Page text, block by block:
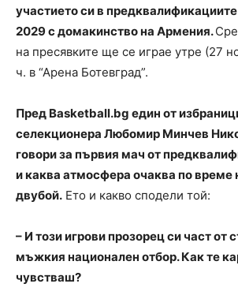
участието си в
2029 с домакинство на Армения.
на пресявките ще се играе утре (27
ч. в “Арена Ботевград”.
Пред Basketball.bg един от
селекционера Любомир Минчев
говори за първия мач от
и каква атмосфера очаква по време
двубой. Ето и какво сподели той:
– И този игрови прозорец си част от
мъжкия национален отбор. Как те
чувстваш?